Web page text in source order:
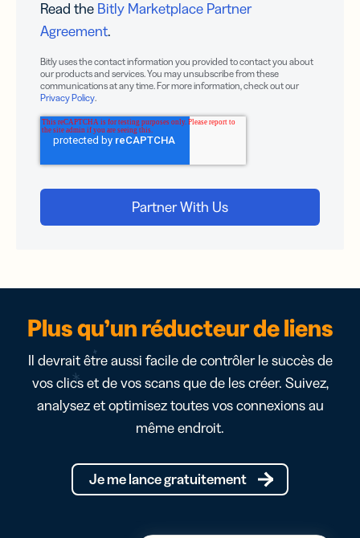
Read the Bitly Marketplace Partner
Agreement.
Bitly uses the contact information you provided to contact you about
our products and services. You may unsubscribe from these
communications at any time. For more information, check out our
Privacy Policy.
Plus qu’un réducteur de liens
Il devrait être aussi facile de contrôler le succès de
vos clics et de vos scans que de les créer. Suivez,
analysez et optimisez toutes vos connexions au
même endroit.
Je me lance gratuitement